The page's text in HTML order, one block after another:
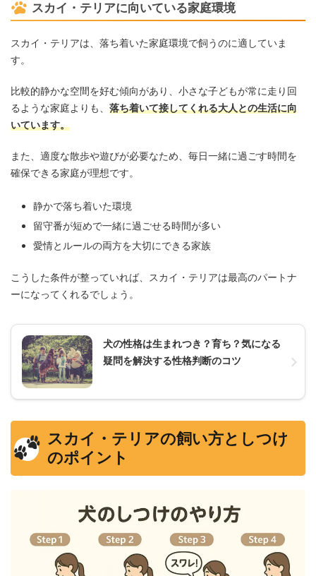
スカイ・テリアに向いている家庭環境
スカイ・テリアは、落ち着いた家庭環境で飼うのに適していま
す。
比較的静かな空間を好む傾向があり、小さな子どもが常に走り回
るような家庭よりも、 落ち着いて接してくれる大人との生活に向
いています。
また、適度な散歩や遊びが必要なため、毎日一緒に過ごす時間を
確保できる家庭が理想です。
静かで落ち着いた環境
留守番が短めで一緒に過ごせる時間が多い
愛情とルールの両方を大切にできる家族
こうした条件が整っていれば、スカイ・テリアは最高のパートナ
ーになってくれるでしょう。
犬の性格は生まれつき？育ち？気になる
疑問を解決する性格判断のコツ
スカイ・テリアの飼い方としつけ
のポイント